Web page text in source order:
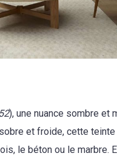
), une nuance sombre et
et froide, cette
le béton ou le marbre.